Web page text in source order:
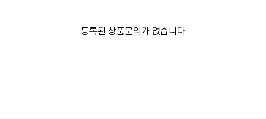
등록된 상품문의가 없습니다